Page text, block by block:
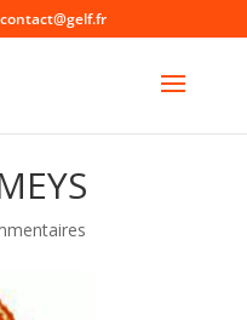
contact@gelf.fr